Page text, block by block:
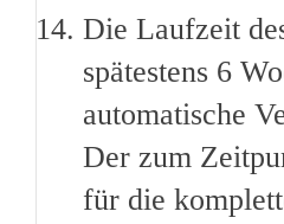
Die Laufzeit
spätestens 6
automatische
Der zum
für die